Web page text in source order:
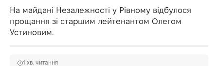
На майдані Незалежності у Рівному відбулося
прощання зі старшим лейтенантом Олегом
Устиновим.
1 хв. читання